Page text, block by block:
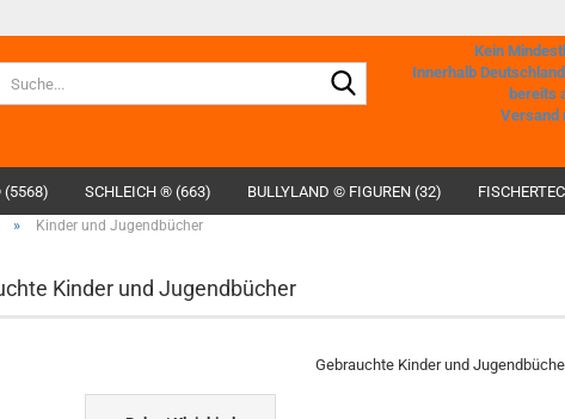
Suche...
Kein
Innerhalb
bereits
Versand
(5568) SCHLEICH ® (663) BULLYLAND © FIGUREN (32)
»
Kinder und Jugendbücher
Kinder und Jugendbücher
Gebrauchte Kinder und